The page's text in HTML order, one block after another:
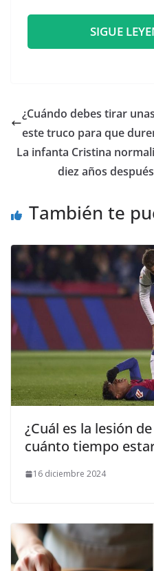
SIGUE
¿Cuándo debes tirar
este truco para que
​La infanta Cristina
diez años
También te
¿Cuál es la lesión
cuánto tiempo
16 diciembre 2024